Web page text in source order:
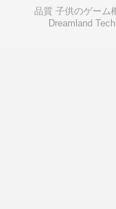
品質 子供のゲーム
Dreamland